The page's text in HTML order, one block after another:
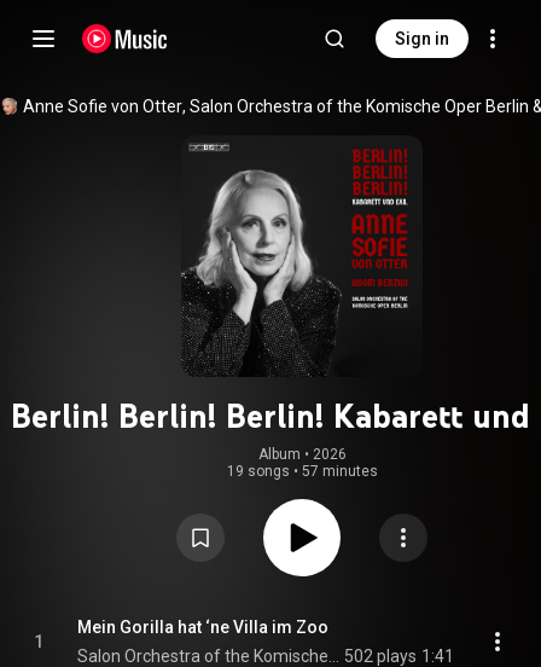
Sign in
Anne Sofie von Otter, Salon Orchestra of the Komische Oper Berlin
Berlin! Berlin! Berlin! Kabarett und
Album • 2026
19 songs • 57 minutes
1
Mein Gorilla hat ‘ne Villa im Zoo
502 plays 1:41